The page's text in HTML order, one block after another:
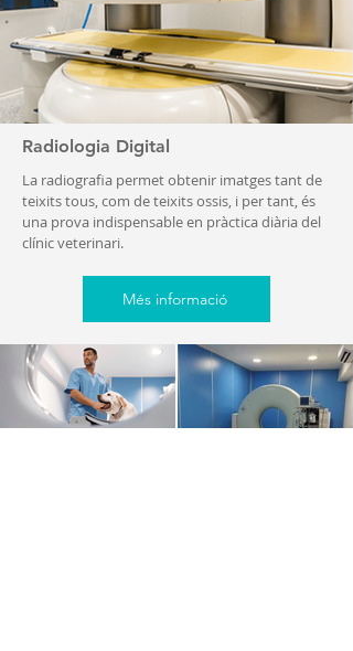
Radiologia Digital
La radiografia permet obtenir imatges tant de
teixits tous, com de teixits ossis, i per tant, és
una prova indispensable en pràctica diària del
clínic veterinari.
Més informació